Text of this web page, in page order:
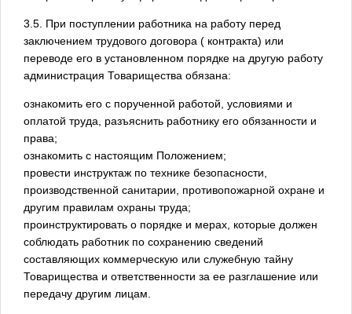
3.5. При поступлении работника на работу перед
заключением трудового договора ( контракта) или
переводе его в установленном порядке на другую работу
администрация Товарищества обязана:
ознакомить его с порученной работой, условиями и
оплатой труда, разъяснить работнику его обязанности и
права;
ознакомить с настоящим Положением;
провести инструктаж по технике безопасности,
производственной санитарии, противопожарной охране и
другим правилам охраны труда;
проинструктировать о порядке и мерах, которые должен
соблюдать работник по сохранению сведений
составляющих коммерческую или служебную тайну
Товарищества и ответственности за ее разглашение или
передачу другим лицам.